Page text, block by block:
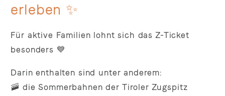
erleben ✨
Für aktive Familien lohnt sich das Z-Ticket
besonders 💙
Darin enthalten sind unter anderem:
🚠 die Sommerbahnen der Tiroler Zugspitz